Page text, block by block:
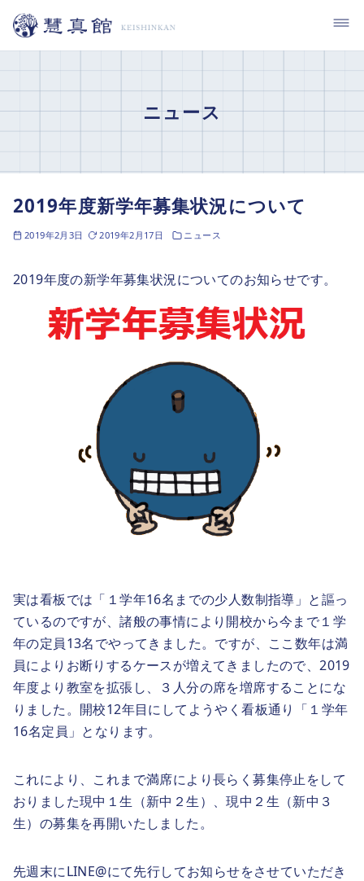
テ
ニュース
2019年度新学年募集状況について
2019年2月3日 2019年2月17日 ニュース
2019年度の新学年募集状況についてのお知らせです。
実は看板では「１学年16名までの少人数制指導」と謳っ
ているのですが、諸般の事情により開校から今まで１学
年の定員13名でやってきました。ですが、ここ数年は満
員によりお断りするケースが増えてきましたので、2019
年度より教室を拡張し、３人分の席を増席することにな
りました。開校12年目にしてようやく看板通り「１学年
16名定員」となります。
これにより、これまで満席により長らく募集停止をして
おりました現中１生（新中２生）、現中２生（新中３
生）の募集を再開いたしました。
先週末にLINE@にて先行してお知らせをさせていただき